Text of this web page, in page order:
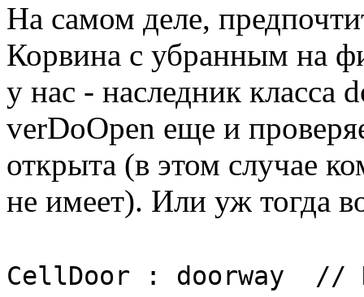
На самом деле,
Корвина с убранным на
у нас - наследник класса
verDoOpen еще и
открыта (в этом случае
не имеет). Или уж тогда
CellDoor : doorway //